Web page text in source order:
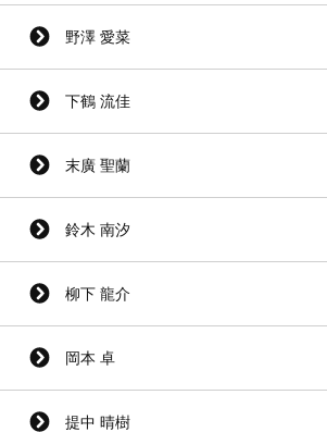
野澤 愛菜
下鶴 流佳
末廣 聖蘭
鈴木 南汐
柳下 龍介
岡本 卓
提中 晴樹